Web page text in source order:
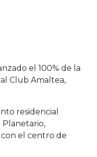
el 100% de la
Club Amaltea,
residencial
Planetario,
el centro de